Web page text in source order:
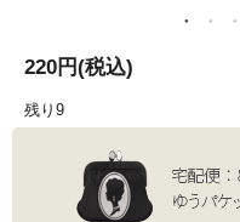
220円(税込)
残り9